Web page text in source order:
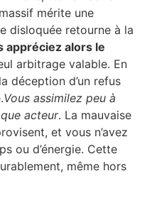
mérite une
disloquée retourne à la
appréciez alors le
arbitrage valable. En
déception d’un refus
Vous assimilez peu à
acteur. La mauvaise
et vous n’avez
ou d’énergie. Cette
même hors